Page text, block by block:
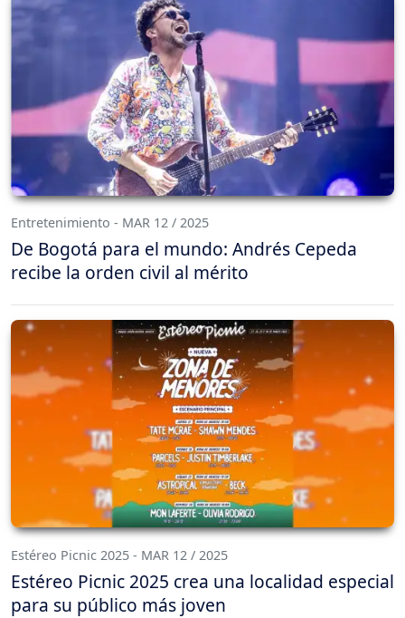
Entretenimiento - MAR 12 / 2025
De Bogotá para el mundo: Andrés Cepeda
recibe la orden civil al mérito
Estéreo Picnic 2025 - MAR 12 / 2025
Estéreo Picnic 2025 crea una localidad especial
para su público más joven